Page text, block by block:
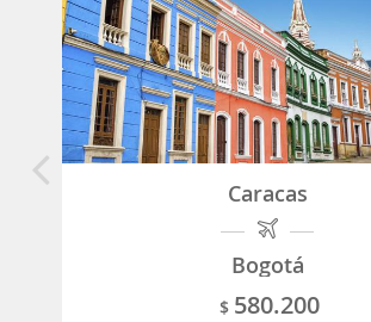
Caracas
Bogotá
$ 580.200